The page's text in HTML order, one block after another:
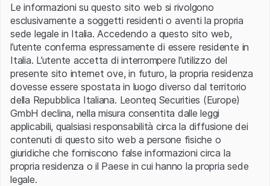
Errore del server.
Le informazioni su questo sito web si rivolgono
esclusivamente a soggetti residenti o aventi la propria
sede legale in Italia. Accedendo a questo sito web,
l’utente conferma espressamente di essere residente in
Italia. L’utente accetta di interrompere l’utilizzo del
presente sito internet ove, in futuro, la propria residenza
dovesse essere spostata in luogo diverso dal territorio
della Repubblica Italiana. Leonteq Securities (Europe)
GmbH declina, nella misura consentita dalle leggi
applicabili, qualsiasi responsabilità circa la diffusione dei
contenuti di questo sito web a persone fisiche o
giuridiche che forniscono false informazioni circa la
propria residenza o il Paese in cui hanno la propria sede
legale.